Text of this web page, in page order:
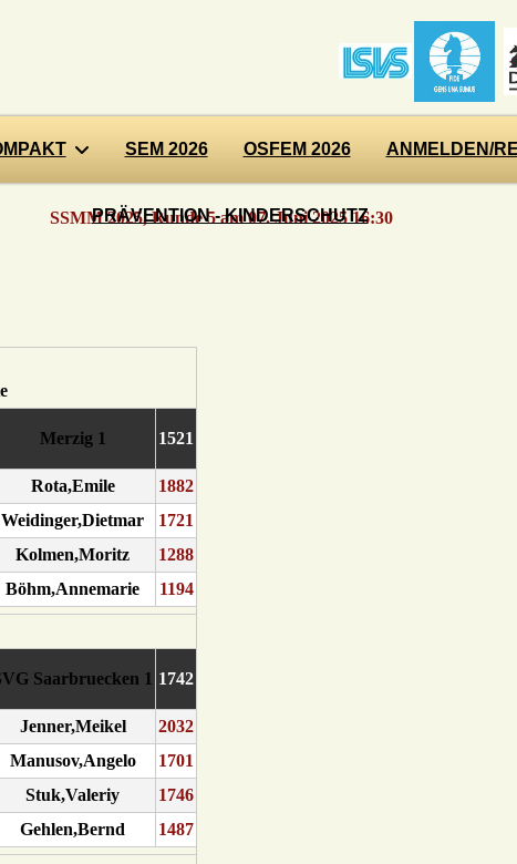
SEM 2026 OSFEM 2026 ANMELDEN/
PRÄVENTION - KINDERSCHUTZ
SSMM 2025, Runde 5 am 07. Juni 2025 16:30
Merzig 1 1521
Rota,Emile
1882
Weidinger,Dietmar
1721
Kolmen,Moritz
1288
Böhm,Annemarie 1194
Saarbruecken 1 1742
Jenner,Meikel
2032
Manusov,Angelo
1701
Stuk,Valeriy
1746
Gehlen,Bernd 1487